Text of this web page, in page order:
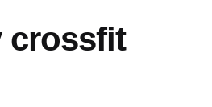
crossfit